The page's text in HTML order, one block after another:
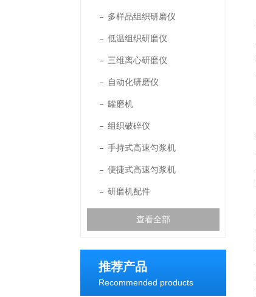
多样品组织研磨仪
低温组织研磨仪
三维离心研磨仪
自动化研磨仪
罐磨机
组织破碎仪
手持式高速匀浆机
便捷式高速匀浆机
研磨机配件
查看全部
推荐产品
Recommended products